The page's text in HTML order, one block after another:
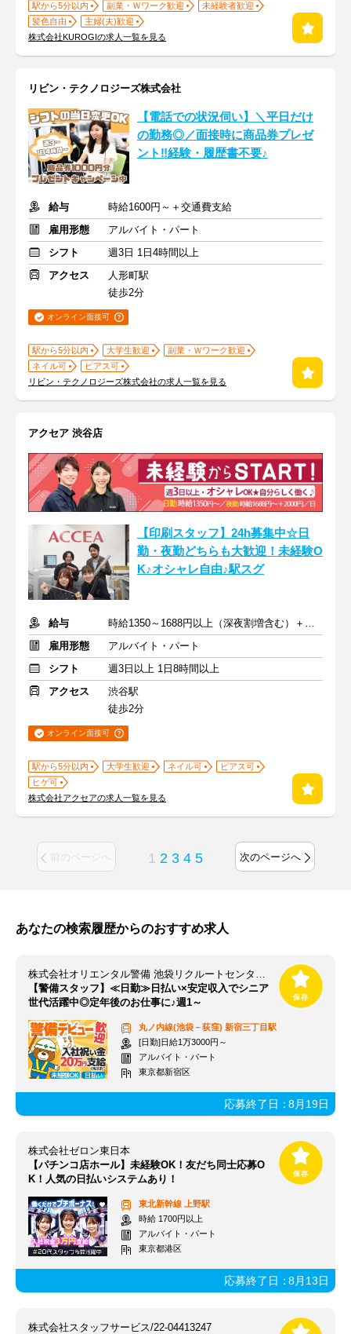
駅から5分以内 副業・Ｗワーク歓迎
未経験者歓迎
髪色自由
主婦(夫)歓迎
株式会社KUROGIの求人一覧を見る
リビン・テクノロジーズ株式会社
【電話での状況伺い】＼平日だけ
の勤務◎／面接時に商品券プレゼ
ント‼経験・履歴書不要♪
給与
時給1600円～＋交通費支給
雇用形態
アルバイト・パート
シフト
週3日 1日4時間以上
アクセス
人形町駅
徒歩2分
オンライン面接可
駅から5分以内 大学生歓迎
副業・Ｗワーク歓迎
ネイル可
ピアス可
リビン・テクノロジーズ株式会社の求人一覧を見る
アクセア 渋谷店
【印刷スタッフ】24h募集中☆日
勤・夜勤どちらも大歓迎！未経験O
K♪オシャレ自由♪駅スグ
給与
時給1350～1688円以上（深夜割増含む）＋交通費
雇用形態
アルバイト・パート
シフト
週3日以上 1日8時間以上
アクセス
渋谷駅
徒歩2分
オンライン面接可
駅から5分以内 大学生歓迎 ネイル可
ピアス可
ヒゲ可
株式会社アクセアの求人一覧を見る
前のページへ 1 2 3 4 5 次のページへ
あなたの検索履歴からのおすすめ求人
株式会社オリエンタル警備 池袋リクルートセンター（勤務地：新宿三丁目エリア）
【警備スタッフ】≪日勤≫日払い×安定収入でシニア
世代活躍中◎定年後のお仕事に♪週1～
丸ノ内線(池袋－荻窪) 新宿三丁目駅
[日勤]日給1万3000円～
アルバイト・パート
東京都新宿区
応募終了日：8月19日
株式会社ゼロン東日本
【パチンコ店ホール】未経験OK！友だち同士応募O
K！人気の日払いシステムあり！
東北新幹線 上野駅
時給 1700円以上
アルバイト・パート
東京都港区
応募終了日：8月13日
株式会社スタッフサービス/22-04413247